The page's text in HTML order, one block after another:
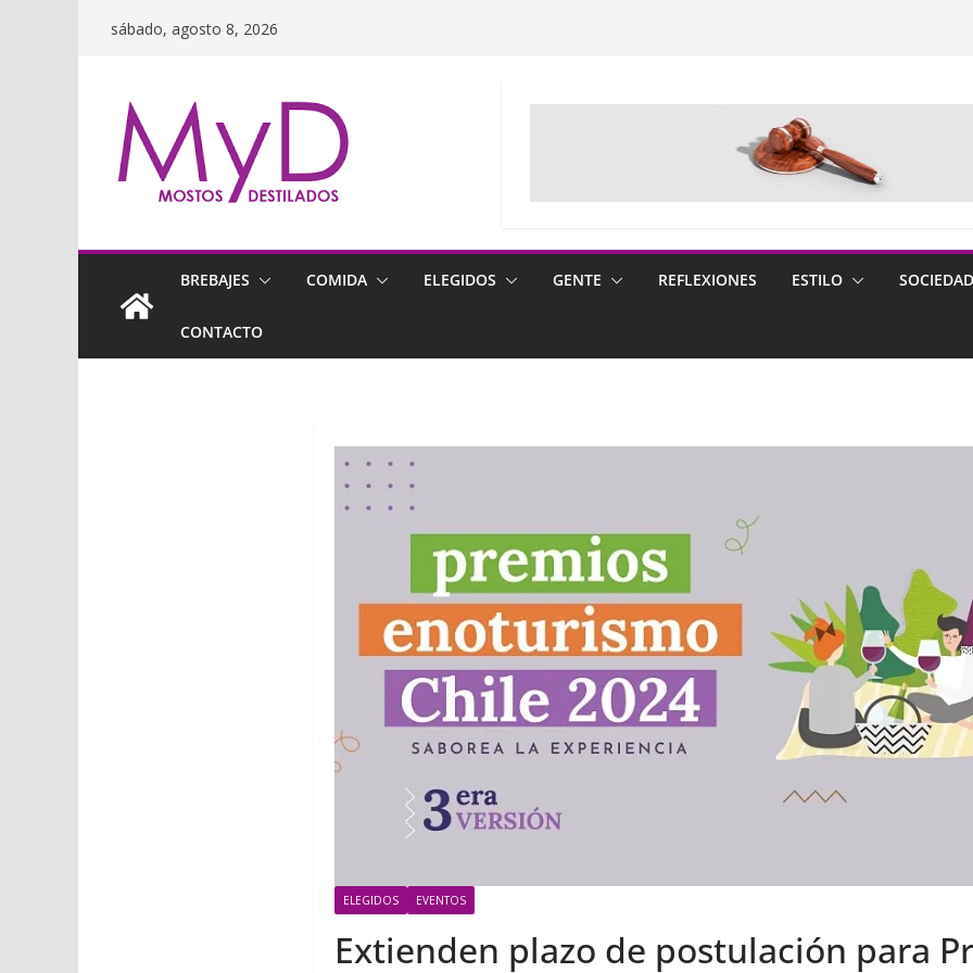
sábado, agosto 8, 2026
BREBAJES COMIDA ELEGIDOS GENTE REFLEXIONES ESTILO SOCIEDAD
CONTACTO
ELEGIDOS EVENTOS
Extienden plazo de postulación para